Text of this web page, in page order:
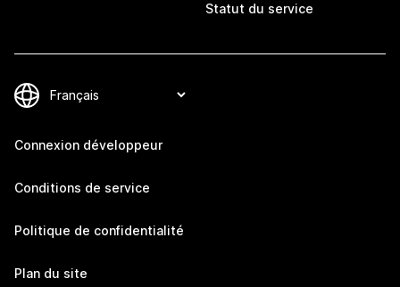
Statut du service
Connexion développeur
Conditions de service
Politique de confidentialité
Plan du site